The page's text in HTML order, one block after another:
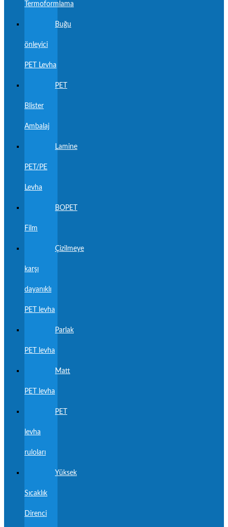
Termoformlama
Buğu
önleyici
PET Levha
PET
Blister
Ambalaj
Lamine
PET/PE
Levha
BOPET
Film
Çizilmeye
karşı
dayanıklı
PET levha
Parlak
PET levha
Matt
PET levha
PET
levha
ruloları
Yüksek
Sıcaklık
Direnci